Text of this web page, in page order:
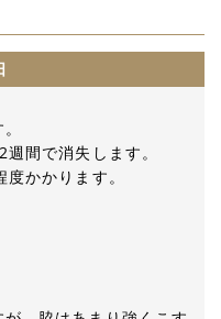
間で消失します。
かかります。